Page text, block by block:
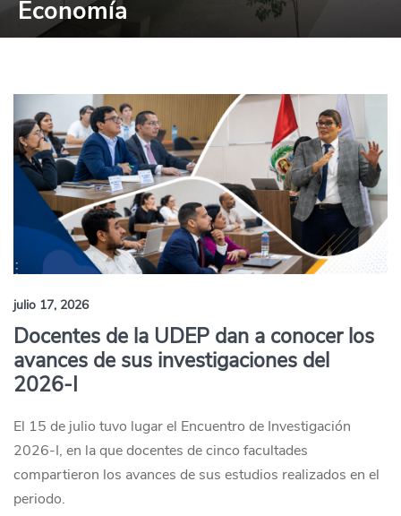
Economía
julio 17, 2026
Docentes de la UDEP dan a conocer los
avances de sus investigaciones del
2026-I
El 15 de julio tuvo lugar el Encuentro de Investigación
2026-I, en la que docentes de cinco facultades
compartieron los avances de sus estudios realizados en el
periodo.